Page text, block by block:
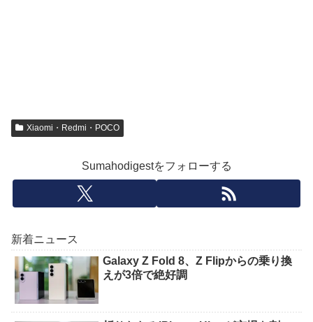
Xiaomi・Redmi・POCO
Sumahodigestをフォローする
新着ニュース
Galaxy Z Fold 8、Z Flipからの乗り換
えが3倍で絶好調